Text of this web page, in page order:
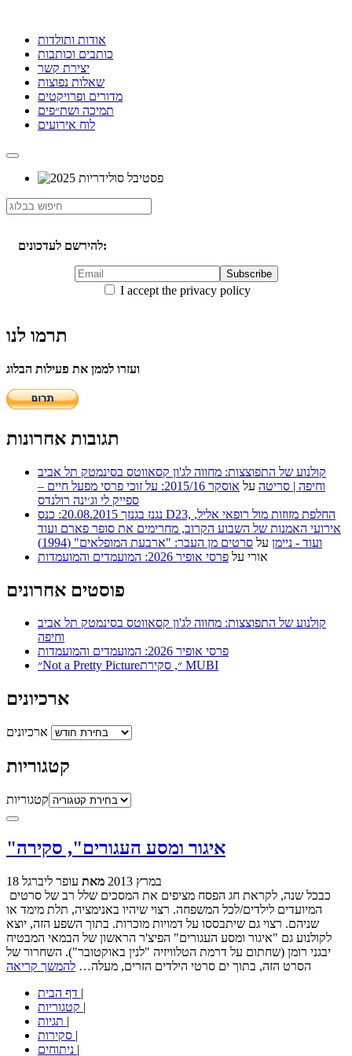
אודות ותולדות
כותבים וכותבות
יצירת קשר
שאלות נפוצות
מדורים ופרויקטים
תמיכה ושת״פים
לוח אירועים
להירשם לעדכונים:
I accept the privacy policy
תרמו לנו
ועזרו לממן את פעילות הבלוג
תגובות אחרונות
קולנוע של התפוצצות: מחווה לג'ון קסאווטס בסינמטק תל אביב
וחיפה | סריטה על
אוסקר 2015/16: על זוכי פרסי מפעל חיים –
ספייק לי וג׳ינה רולנדס
נגנז בגנזך 20.08.2015: כנס D23, החלפת מזוזות מול רופאי אליל,
אירועי האמנות של השבוע הקרוב, מחרימים את סופר פארם ועוד
ועוד - ניימן על סרטים מן העבר: "ארבעת המופלאים" (1994)
אורי על פרסי אופיר 2026: המועמדים והמועמדות
פוסטים אחרונים
קולנוע של התפוצצות: מחווה לג'ון קסאווטס בסינמטק תל אביב
וחיפה
פרסי אופיר 2026: המועמדים והמועמדות
״Not a Pretty Picture״, סקירת MUBI
ארכיונים
ארכיונים
קטגוריות
קטגוריות
"איגור ומסע העגורים", סקירה
18 במרץ 2013 מאת עופר ליברגל
המיועדים לילדים/לכל המשפחה. רצוי שיהיו באנימציה, תלת מימד או
שניהם. רצוי גם שיתבססו על דמויות מוכרות. בתוך השפע הזה, יוצא
לקולנוע גם "איגור ומסע העגורים" הפיצ'ר הראשון של הבמאי המבטיח
יבגני רומן (שחתום על דרמת הטלוויזיה "לנין באוקטובר"). השחרור של
הסרט הזה, בתוך ים סרטי הילדים הזרים, מעלה… להמשך קריאה
|
|
|
|
|